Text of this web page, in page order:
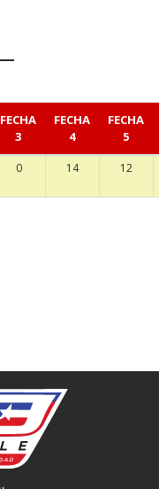
FECHA
3
FECHA
4
FECHA
5
0 14 12